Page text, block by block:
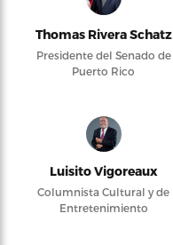
Thomas Rivera Schatz
Presidente del Senado de
Puerto Rico
Luisito Vigoreaux
Columnista Cultural y de
Entretenimiento